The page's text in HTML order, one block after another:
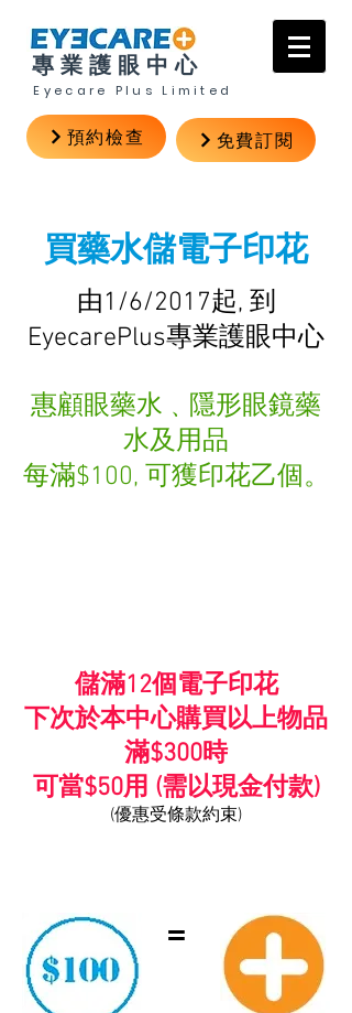
專業護眼中心
Eyecare Plus Limited
預約檢查 免費訂閱
買藥水儲電子印花
由1/6/2017起, 到
EyecarePlus專業護眼中心
惠顧眼藥水﹑隱形眼鏡藥
水及用品
每滿$100, 可獲印花乙個。
儲滿12個電子印花
下次於本中心購買以上物品
滿$300時
可當$50用 (需以現金付款)
(優惠受條款約束)
=